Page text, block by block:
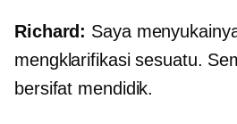
Richard: Saya
mengklarifikasi sesuatu.
bersifat mendidik.